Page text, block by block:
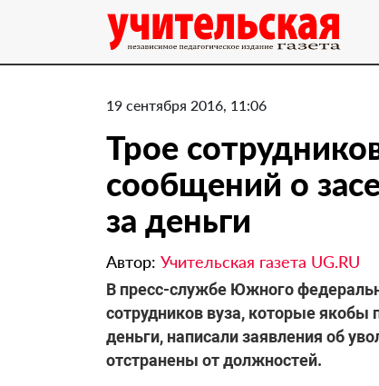
19 сентября 2016, 11:06
Трое
сообщений о
за деньги
Автор: Учительская газета UG.RU
В пресс-службе Южного
сотрудников вуза, которые
деньги, написали заявления об
отстранены от должностей.